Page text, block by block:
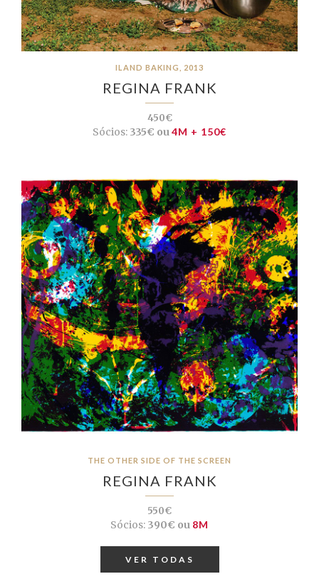
ILAND BAKING, 2013
REGINA FRANK
450€
Sócios: 335€ ou4M + 150€
THE OTHER SIDE OF THE SCREEN
REGINA FRANK
550€
Sócios: 390€ ou 8M
VER TODAS